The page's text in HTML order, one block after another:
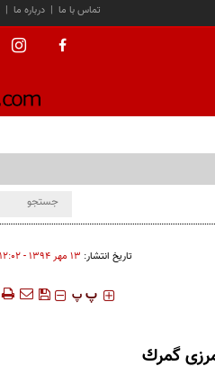
| درباره ما | تماس با ما
تاریخ انتشار: ۱۳ مهر ۱۳۹۴ - ۱۲:۰۲
‍‍‍ پ پ